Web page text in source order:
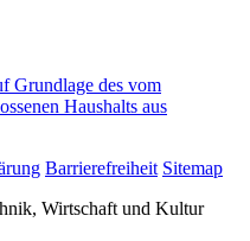
des vom
Haushalts aus
Barrierefreiheit Sitemap
Wirtschaft und Kultur